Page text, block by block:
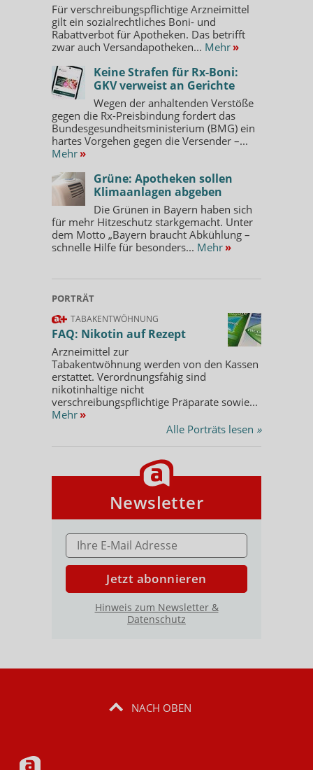
Für verschreibungspflichtige Arzneimittel
gilt ein sozialrechtliches Boni- und
Rabattverbot für Apotheken. Das betrifft
zwar auch Versandapotheken... Mehr »
Keine Strafen für Rx-Boni:
GKV verweist an Gerichte
Wegen der anhaltenden Verstöße
gegen die Rx-Preisbindung fordert das
Bundesgesundheitsministerium (BMG) ein
hartes Vorgehen gegen die Versender –...
Mehr »
Grüne: Apotheken sollen
Klimaanlagen abgeben
Die Grünen in Bayern haben sich
für mehr Hitzeschutz starkgemacht. Unter
dem Motto „Bayern braucht Abkühlung –
schnelle Hilfe für besonders... Mehr »
PORTRÄT
TABAKENTWÖHNUNG
FAQ: Nikotin auf Rezept
Arzneimittel zur
Tabakentwöhnung werden von den Kassen
erstattet. Verordnungsfähig sind
nikotinhaltige nicht
verschreibungspflichtige Präparate sowie...
Mehr »
Alle Porträts lesen »
Newsletter
E-MAIL ADRESSE
Jetzt abonnieren
Hinweis zum Newsletter &
Datenschutz
NACH OBEN